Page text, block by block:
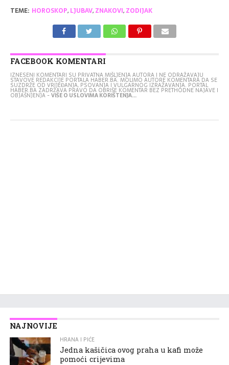
TEME: HOROSKOP, LJUBAV, ZNAKOVI, ZODIJAK
FACEBOOK KOMENTARI
IZNESENI KOMENTARI SU PRIVATNA MIŠLJENJA AUTORA I NE ODRAŽAVAJU
STAVOVE REDAKCIJE PORTALA HABER.BA. MOLIMO AUTORE KOMENTARA DA SE
SUZDRŽE OD VRIJEĐANJA, PSOVANJA I VULGARNOG IZRAŽAVANJA. PORTAL
HABER.BA ZADRŽAVA PRAVO DA OBRIŠE KOMENTAR BEZ PRETHODNE NAJAVE I
OBJAŠNJENJA -VIŠE O USLOVIMA KORIŠTENJA...
NAJNOVIJE
HRANA I PIĆE
Jedna kašičica ovog praha u kafi može
pomoći crijevima